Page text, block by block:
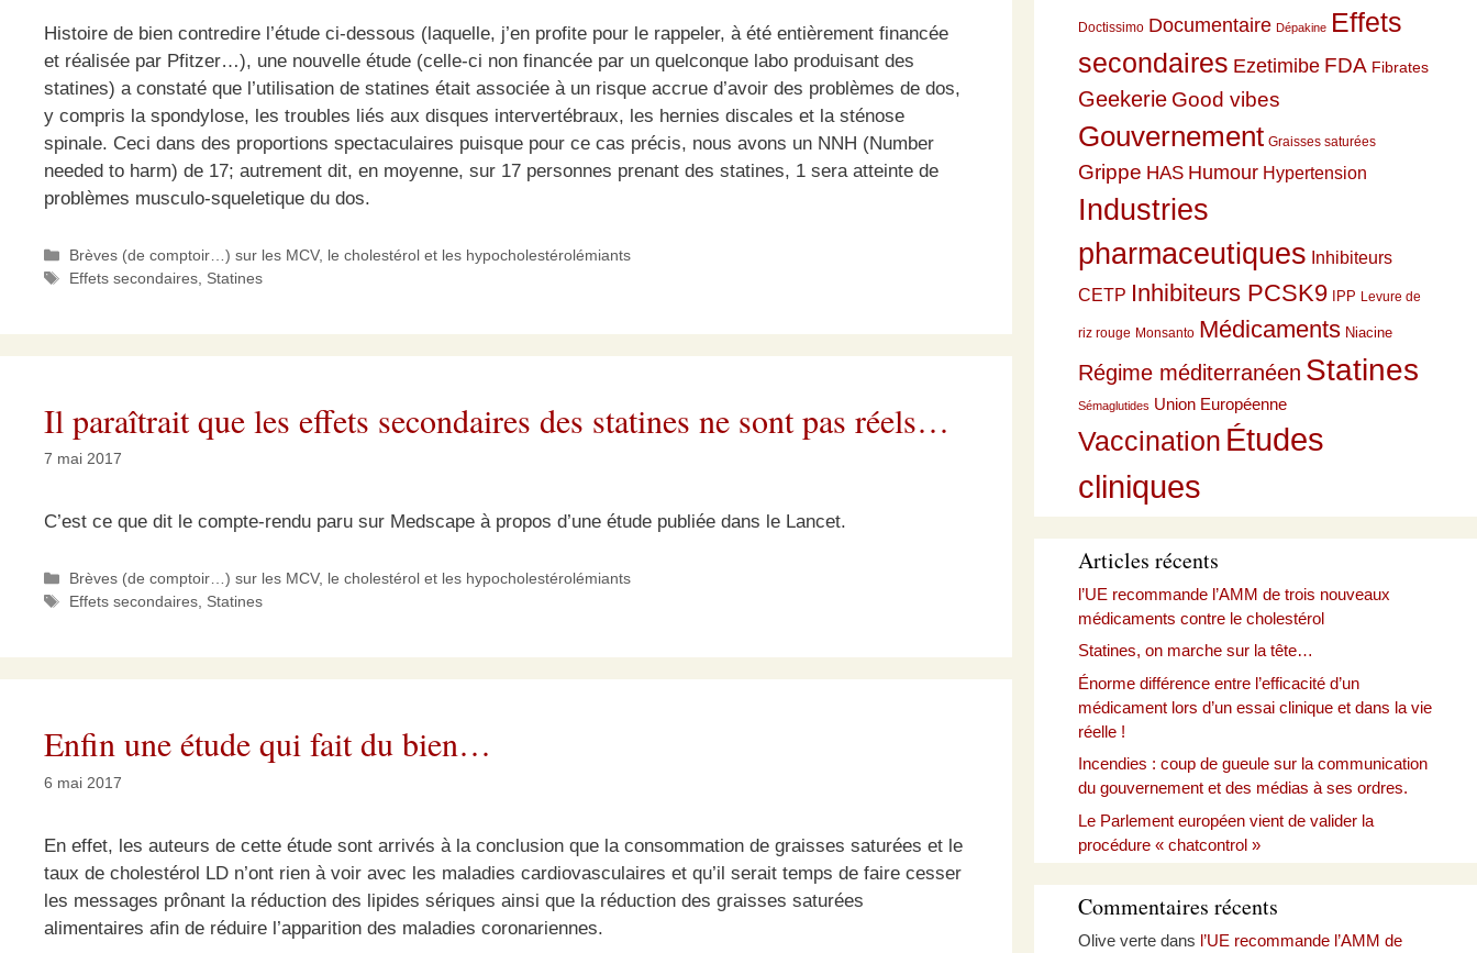
Histoire de bien contredire l’étude ci-dessous (laquelle, j’en profite pour le rappeler, à été entièrement financée
et réalisée par Pfitzer…), une nouvelle étude (celle-ci non financée par un quelconque labo produisant des
statines) a constaté que l’utilisation de statines était associée à un risque accrue d’avoir des problèmes de dos,
y compris la spondylose, les troubles liés aux disques intervertébraux, les hernies discales et la sténose
spinale. Ceci dans des proportions spectaculaires puisque pour ce cas précis, nous avons un NNH (Number
needed to harm) de 17; autrement dit, en moyenne, sur 17 personnes prenant des statines, 1 sera atteinte de
problèmes musculo-squeletique du dos.
Catégories
Brèves (de comptoir…) sur les MCV, le cholestérol et les hypocholestérolémiants
Étiquettes
Effets secondaires, Statines
Il paraîtrait que les effets secondaires des statines ne sont pas réels…
7 mai 2017
C’est ce que dit le compte-rendu paru sur Medscape à propos d’une étude publiée dans le Lancet.
Catégories
Brèves (de comptoir…) sur les MCV, le cholestérol et les hypocholestérolémiants
Étiquettes
Effets secondaires, Statines
Enfin une étude qui fait du bien…
6 mai 2017
En effet, les auteurs de cette étude sont arrivés à la conclusion que la consommation de graisses saturées et le
taux de cholestérol LD n’ont rien à voir avec les maladies cardiovasculaires et qu’il serait temps de faire cesser
les messages prônant la réduction des lipides sériques ainsi que la réduction des graisses saturées
alimentaires afin de réduire l’apparition des maladies coronariennes.
Doctissimo Documentaire Dépakine Effets
secondaires Ezetimibe FDA Fibrates
Geekerie Good vibes
Gouvernement Graisses saturées
Grippe HAS Humour Hypertension
Industries
pharmaceutiques Inhibiteurs
CETP Inhibiteurs PCSK9 IPP Levure de
riz rouge Monsanto Médicaments Niacine
Régime méditerranéen Statines
Sémaglutides Union Européenne
Vaccination Études
cliniques
Articles récents
l’UE recommande l’AMM de trois nouveaux
médicaments contre le cholestérol
Statines, on marche sur la tête…
Énorme différence entre l’efficacité d’un
médicament lors d’un essai clinique et dans la vie
réelle !
Incendies : coup de gueule sur la communication
du gouvernement et des médias à ses ordres.
Le Parlement européen vient de valider la
procédure « chatcontrol »
Commentaires récents
Olive vertedans l’UE recommande l’AMM de